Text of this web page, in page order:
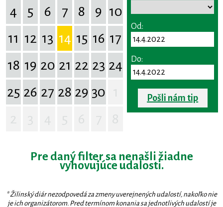
4
5 6 7 8 9 10
11 12 13 14 15 16 17
18 19 20 21 22 23 24
25 26 27 28 29 30
Od:
Do:
Pošli nám tip
Pre daný filter sa nenašli žiadne
vyhovujúce udalosti.
* Žilinský diár nezodpovedá za zmeny uverejnených udalostí, nakoľko nie
je ich organizátorom. Pred termínom konania sa jednotlivých udalostí je